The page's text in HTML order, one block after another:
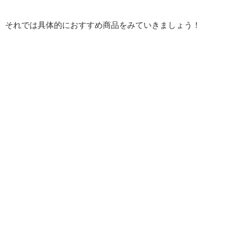
それでは具体的におすすめ商品をみていきましょう！